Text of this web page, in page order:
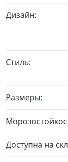
Дизайн:
Стиль:
Размеры:
Доступна на